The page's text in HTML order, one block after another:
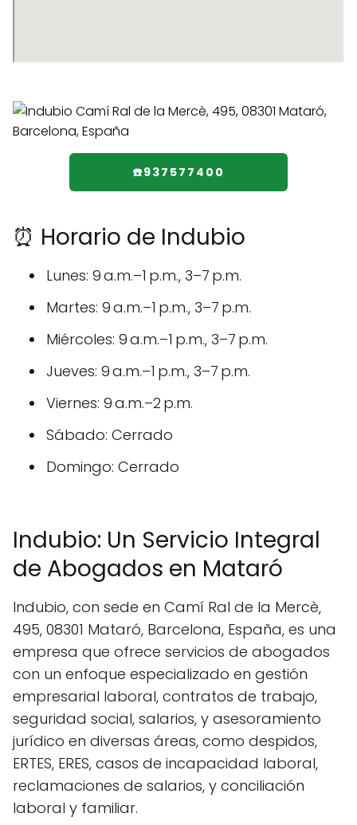
☎️937577400
⏰ Horario de Indubio
Lunes: 9 a.m.–1 p.m., 3–7 p.m.
Martes: 9 a.m.–1 p.m., 3–7 p.m.
Miércoles: 9 a.m.–1 p.m., 3–7 p.m.
Jueves: 9 a.m.–1 p.m., 3–7 p.m.
Viernes: 9 a.m.–2 p.m.
Sábado: Cerrado
Domingo: Cerrado
Indubio: Un Servicio Integral
de Abogados en Mataró
Indubio, con sede en Camí Ral de la Mercè,
495, 08301 Mataró, Barcelona, España, es una
empresa que ofrece servicios de abogados
con un enfoque especializado en gestión
empresarial laboral, contratos de trabajo,
seguridad social, salarios, y asesoramiento
jurídico en diversas áreas, como despidos,
ERTES, ERES, casos de incapacidad laboral,
reclamaciones de salarios, y conciliación
laboral y familiar.